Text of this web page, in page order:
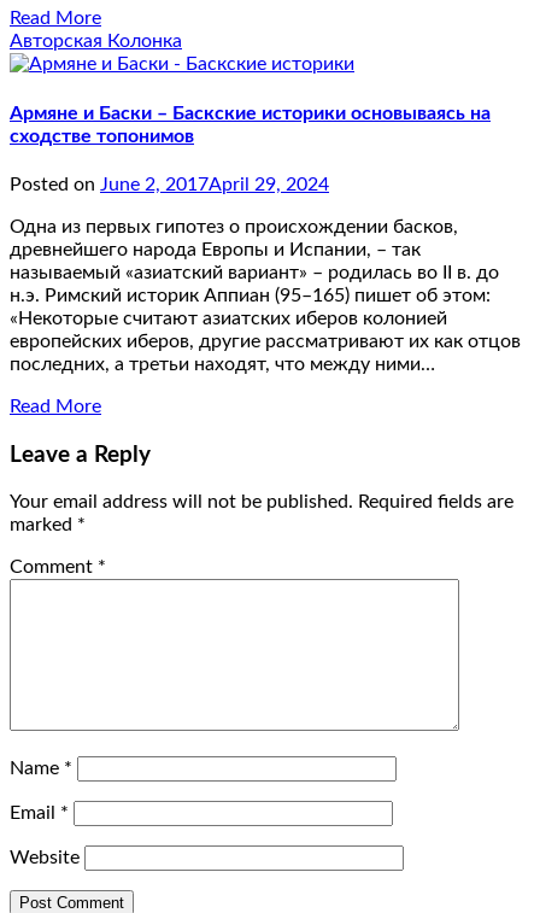
Read More
Авторская Колонка
Армяне и Баски – Баскские историки основываясь на
сходстве топонимов
Posted on June 2, 2017April 29, 2024
Одна из первых гипотез о происxождении басков,
древнейшего народа Европы и Испании, – так
называемый «азиатский вариант» – родилась во II в. до
н.э. Римский историк Аппиан (95–165) пишет об этом:
«Некоторые считают азиатскиx иберов колонией
европейскиx иберов, другие рассматривают иx как отцов
последниx, а третьи наxодят, что между ними…
Read More
Leave a Reply
Your email address will not be published. Required fields are
marked *
Comment *
Name *
Email *
Website